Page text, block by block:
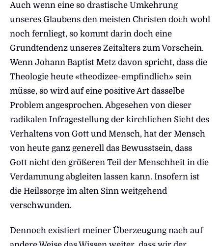
Auch wenn eine so drastische Umkehrung
unseres Glaubens den meisten Christen doch wohl
noch fernliegt, so kommt darin doch eine
Grundtendenz unseres Zeitalters zum Vorschein.
Wenn Johann Baptist Metz davon spricht, dass die
Theologie heute «theodizee-empfindlich» sein
müsse, so wird auf eine positive Art dasselbe
Problem angesprochen. Abgesehen von dieser
radikalen Infragestellung der kirchlichen Sicht des
Verhaltens von Gott und Mensch, hat der Mensch
von heute ganz generell das Bewusstsein, dass
Gott nicht den größeren Teil der Menschheit in die
Verdammung abgleiten lassen kann. Insofern ist
die Heilssorge im alten Sinn weitgehend
verschwunden.
Dennoch existiert meiner Überzeugung nach auf